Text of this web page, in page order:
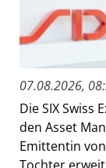
07.08.2026,
Die SIX Swiss
den Asset
Emittentin